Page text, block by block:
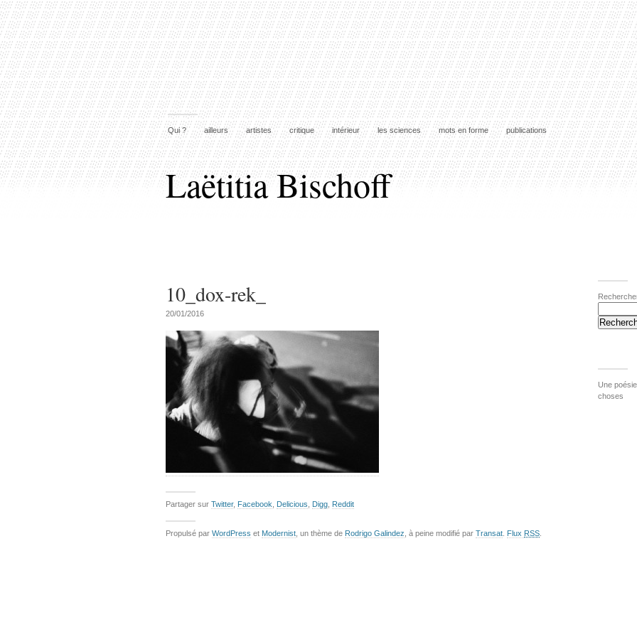
Qui ? ailleurs artistes critique intérieur les sciences mots en forme publications
Laëtitia Bischoff
10_dox-rek_
20/01/2016
Partager sur Twitter, Facebook Delicious Digg Reddit
Une
choses
Propulsé par WordPress et Modernist , un thème de Rodrigo Galindez , à peine modifié par Transat Flux RSS